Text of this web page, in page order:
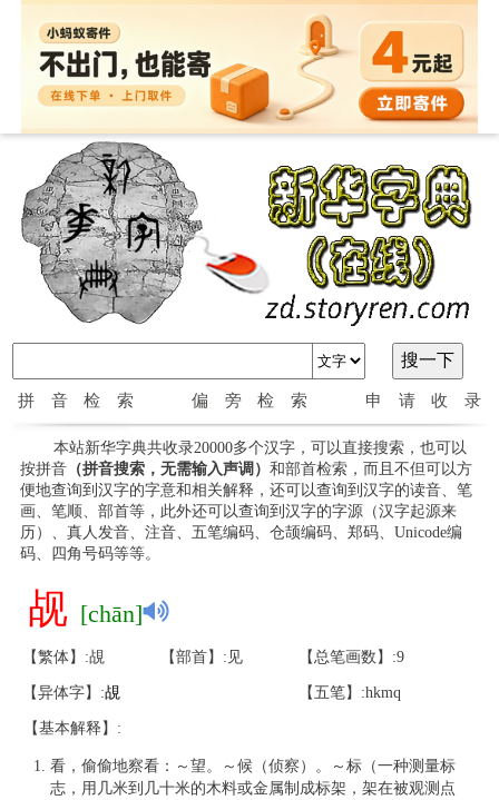
拼音检索 偏旁检索 申请收录
本站新华字典共收录20000多个汉字，可以直接搜索，也可以
按拼音（拼音搜索，无需输入声调） 和部首检索，而且不但可以方
便地查询到汉字的字意和相关解释，还可以查询到汉字的读音、笔
画、笔顺、部首等，此外还可以查询到汉字的字源（汉字起源来
历）、真人发音、注音、五笔编码、仓颉编码、郑码、Unicode编
码、四角号码等等。
觇 [chān]
【繁体】:覘 【部首】:见 【总笔画数】:9
【异体字】:覘 【五笔】:hkmq
【基本解释】:
看，偷偷地察看：～望。～候（侦察）。～标（一种测量标
志，用几米到几十米的木料或金属制成标架，架在被观测点